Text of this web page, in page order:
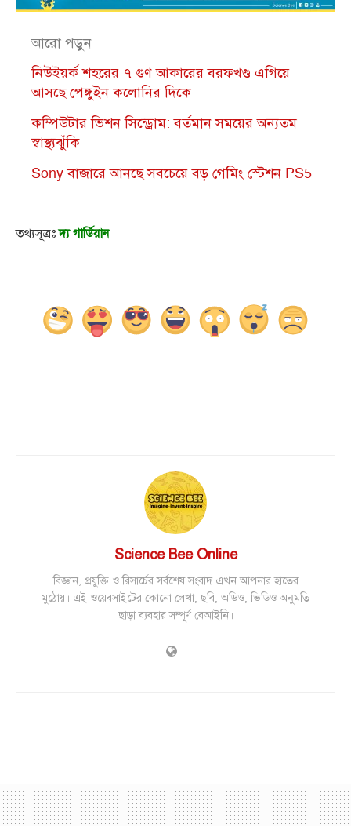
আরো পড়ুন
নিউইয়র্ক শহরের ৭ গুণ আকারের বরফখণ্ড এগিয়ে
আসছে পেঙ্গুইন কলোনির দিকে
কম্পিউটার ভিশন সিন্ড্রোম: বর্তমান সময়ের অন্যতম
স্বাস্থ্যঝুঁকি
Sony বাজারে আনছে সবচেয়ে বড় গেমিং স্টেশন PS5
তথ্যসূত্রঃদ্য গার্ডিয়ান
Science Bee Online
বিজ্ঞান, প্রযুক্তি ও রিসার্চের সর্বশেষ সংবাদ এখন আপনার হাতের
মুঠোয়। এই ওয়েবসাইটের কোনো লেখা, ছবি, অডিও, ভিডিও অনুমতি
ছাড়া ব্যবহার সম্পূর্ণ বেআইনি।